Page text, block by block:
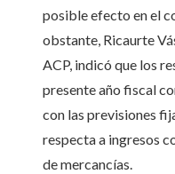
posible efecto en el
obstante, Ricaurte
ACP, indicó que los
presente año fiscal
con las previsiones
respecta a ingresos
de mercancías.